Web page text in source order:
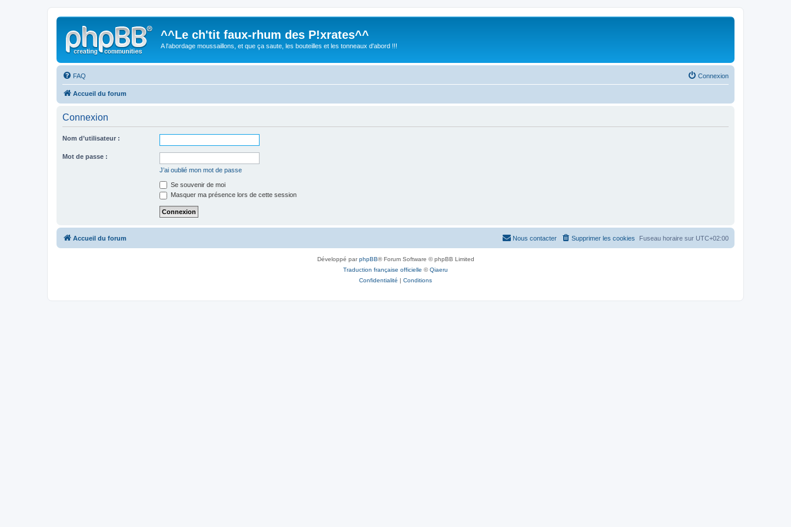
^^Le ch'tit faux-rhum des P!xrates^^
A l'abordage moussaillons, et que ça saute, les bouteilles et les tonneaux d'abord !!!
FAQ Connexion
Accueil du forum
Connexion
Nom d’utilisateur :
Mot de passe :
J’ai oublié mon mot de passe
Se souvenir de moi
Masquer ma présence lors de cette session
Accueil du forum Fuseau horaire sur UTC+02:00
Supprimer les cookies
Nous contacter
Développé parphpBB® Forum Software © phpBB Limited
Traduction française officielle ©Qiaeru
Confidentialité | Conditions